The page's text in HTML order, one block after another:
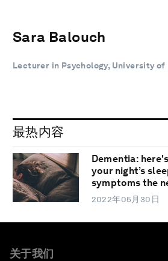
Sara Balouch
Lecturer in Psychology, University
最热内容
Dementia:
your night’s
symptoms the
2022年05月30日
关于我们